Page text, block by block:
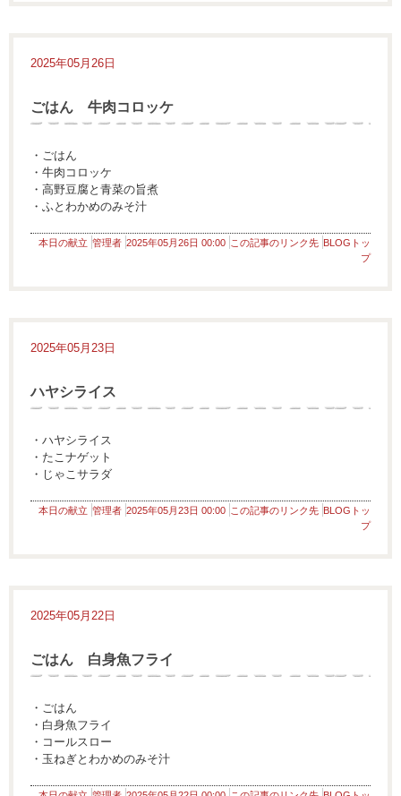
2025年05月26日
ごはん 牛肉コロッケ
・ごはん
・牛肉コロッケ
・高野豆腐と青菜の旨煮
・ふとわかめのみそ汁
本日の献立 管理者 2025年05月26日 00:00 この記事のリンク先 BLOGトッ
プ
2025年05月23日
ハヤシライス
・ハヤシライス
・たこナゲット
・じゃこサラダ
本日の献立 管理者 2025年05月23日 00:00 この記事のリンク先 BLOGトッ
プ
2025年05月22日
ごはん 白身魚フライ
・ごはん
・白身魚フライ
・コールスロー
・玉ねぎとわかめのみそ汁